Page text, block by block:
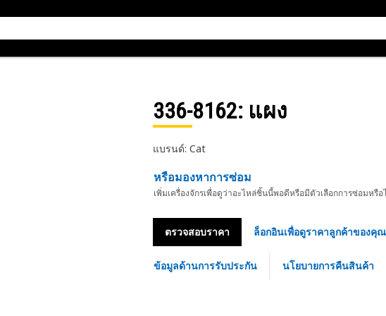
336-8162: แผง
แบรนด์: Cat
หรือมองหาการซ่อม
เพิ่มเครื่องจักรเพื่อดูว่าอะไหล่ชิ้นนี้พอดีหรือมีตัวเลือกการซ่อมหรือ
ตรวจสอบราคา ล็อกอินเพื่อดูราคาลูกค้าของคุณ
ข้อมูลด้านการรับประกัน นโยบายการคืนสินค้า